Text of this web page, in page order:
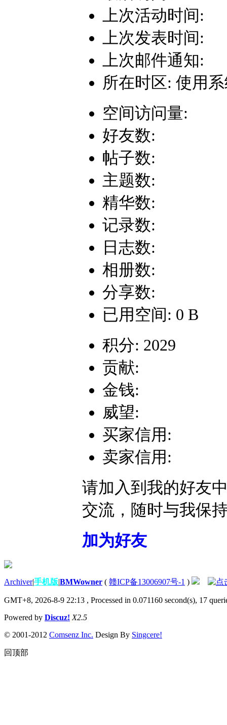
上次活动时间:
上次发表时间:
上次邮件通知:
所在时区: 使用
空间访问量:
好友数:
帖子数:
主题数:
精华数:
记录数:
日志数:
相册数:
分享数:
已用空间: 0 B
积分: 2029
贡献:
金钱:
威望:
买家信用:
卖家信用:
请加入到我的好友
交流，随时与我保
加为好友
Archiver|手机版|BMWowner ( 赣ICP备13006907号-1 )
GMT+8, 2026-8-9 22:13 , Processed in 0.071160 second(s), 17
Powered by Discuz! X2.5
© 2001-2012 Comsenz Inc. Design By Singcere!
回顶部